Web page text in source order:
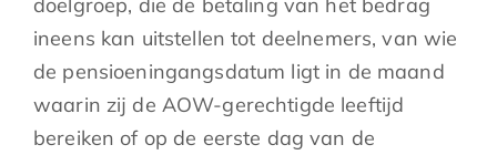
ineens kan uitstellen tot deelnemers, van wie
de pensioeningangsdatum ligt in de maand
waarin zij de AOW-gerechtigde leeftijd
bereiken of op de eerste dag van de